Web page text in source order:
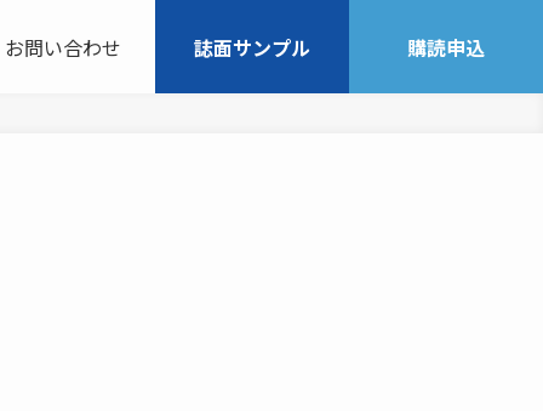
お問い合わせ 誌面サンプル 購読申込